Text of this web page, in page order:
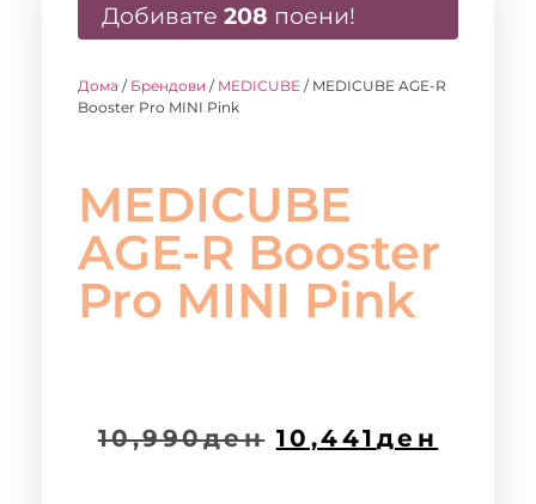
Добивате 208 поени!
Дома / Брендови / MEDICUBE / MEDICUBE AGE-R
Booster Pro MINI Pink
MEDICUBE
AGE-R Booster
Pro MINI Pink
10,990ден 10,441 ден